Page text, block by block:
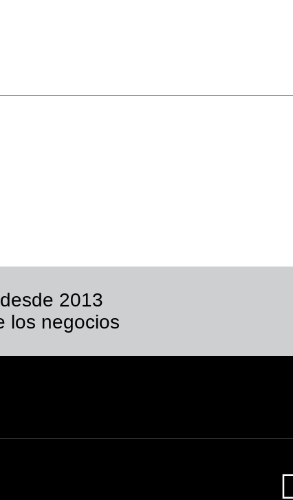
2013
los negocios